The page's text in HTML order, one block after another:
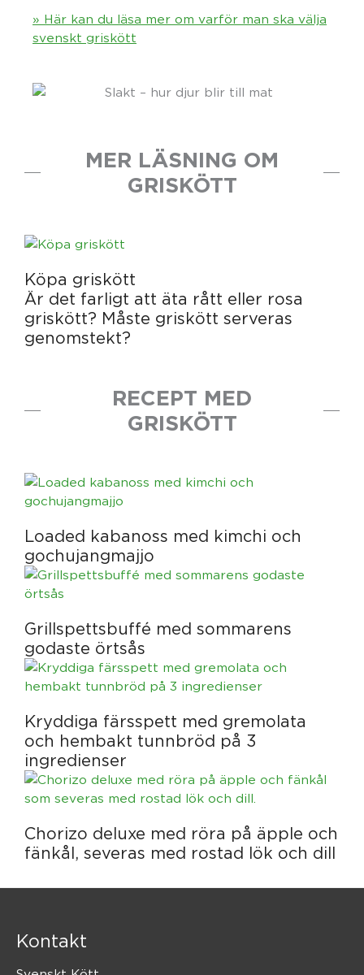
» Här kan du läsa mer om varför man ska välja
svenskt griskött
MER LÄSNING OM
GRISKÖTT
Köpa griskött
Är det farligt att äta rått eller rosa
griskött? Måste griskött serveras
genomstekt?
RECEPT MED
GRISKÖTT
Loaded kabanoss med kimchi och
gochujangmajjo
Grillspettsbuffé med sommarens
godaste örtsås
Kryddiga färsspett med gremolata
och hembakt tunnbröd på 3
ingredienser
Chorizo deluxe med röra på äpple och
fänkål, severas med rostad lök och dill
Kontakt